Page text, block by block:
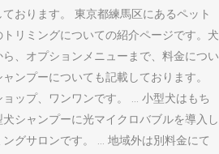
おります。 東京都練馬区にあるペット
リミングについての紹介ページです。犬
、オプションメニューまで、料金につい
ンプーについても記載しております。
ップ、ワンワンです。 ... 小型犬はもち
シャンプーに光マイクロバブルを導入し
グサロンです。 ... 地域外は別料金にて